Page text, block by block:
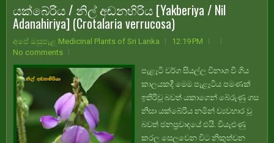
යක්බේරිය / නිල් අඬනහිරිය [Yakberiya / Nil
Adanahiriya] (Crotalaria verrucosa)
අපේ ඔසුපැළ Medicinal Plants of Sri Lanka
12:19 PM
No comments
පැළෑටි වර්ග සියල්ල විනාශ වී ගිය
කාලයකදී මෙම පැළෑටිය පමණක්
ඉතිරිවූ බවත් යකාගෙන් බේරුණු ගස
නිසා යක්බේරිය නමින් ව්‍යවහාර වූ
බවත් ජනප්‍රවාදයේ එයි. වියැළුණු
කරල සෙලවෙන විට නිකුත්වන